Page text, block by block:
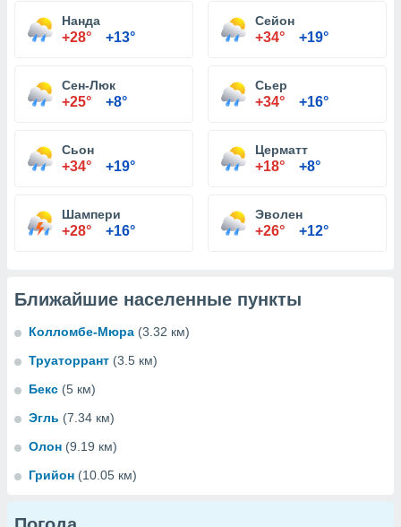
Нанда
+28° +13°
Сейон
+34° +19°
Сен-Люк
+25° +8°
Сьер
+34° +16°
Сьон
+34° +19°
Церматт
+18° +8°
Шампери
+28° +16°
Эволен
+26° +12°
Ближайшие населенные пункты
Колломбе-Мюра (3.32 км)
Труаторрант (3.5 км)
Бекс (5 км)
Эгль (7.34 км)
Олон (9.19 км)
Грийон (10.05 км)